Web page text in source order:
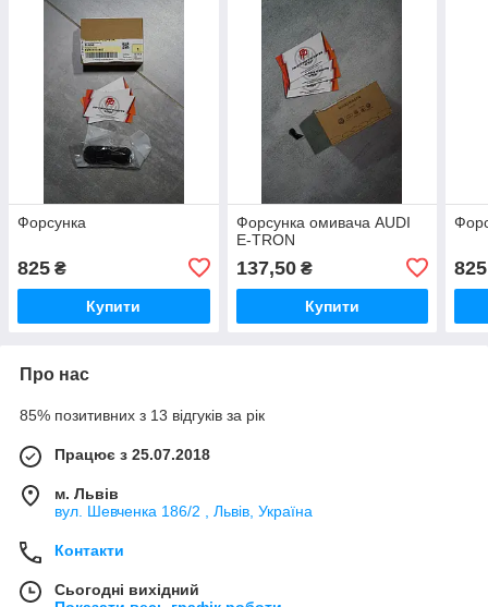
Форсунка
825 ₴
Купити
Форсунка омивача AUDI
E-TRON
137,50₴
Купити
825
Про нас
85% позитивних з 13 відгуків за рік
Працює з 25.07.2018
м. Львів
вул. Шевченка 186/2 , Львів, Україна
Контакти
Сьогодні вихідний